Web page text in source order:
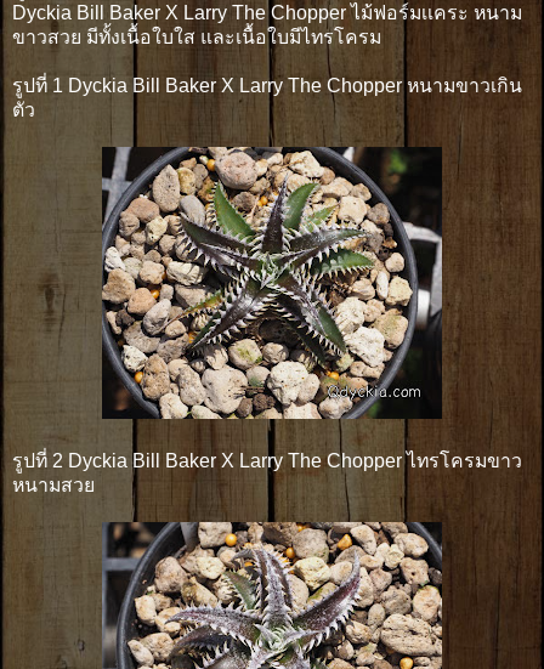
Dyckia Bill Baker X Larry The Chopper ไม้ฟอร์มเเคระ หนาม
ขาวสวย มีทั้งเนื้อใบใส และเนื้อใบมีไทรโครม
รูปที่ 1 Dyckia Bill Baker X Larry The Chopper หนามขาวเกิน
ตัว
รูปที่ 2 Dyckia Bill Baker X Larry The Chopper ไทรโครมขาว
หนามสวย